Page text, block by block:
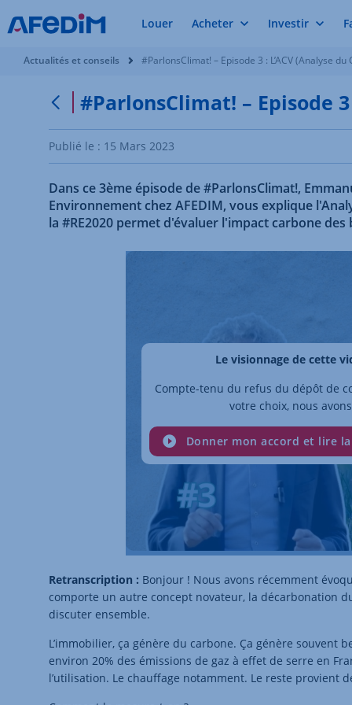
Louer Acheter Investir
Vous êtes ici:
Actualités et conseils #ParlonsClimat! – Episode 3 : L’ACV (Analyse du
Retour à la page précédente
#ParlonsClimat! – Episode 3
Publié le : 15 Mars 2023
Dans ce 3ème épisode de #ParlonsClimat!,
Environnement chez AFEDIM, vous explique
la #RE2020 permet d'évaluer l'impact carbone des
Le visionnage de cette
Compte-tenu du refus du dépôt de
votre choix, nous
Donner mon accord et lire
Retranscription : Bonjour ! Nous avons récemment
comporte un autre concept novateur, la décarbonation
discuter ensemble.
L’immobilier, ça génère du carbone. Ça génère
environ 20% des émissions de gaz à effet de serre en
l’utilisation. Le chauffage notamment. Le reste provient